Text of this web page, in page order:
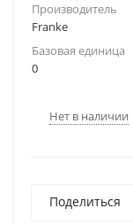
Производитель
Franke
Базовая единица
0
Нет в наличии
Поделиться